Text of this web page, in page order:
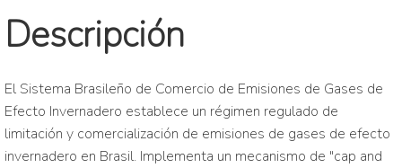
Descripción
El Sistema Brasileño de Comercio de Emisiones de Gases de
Efecto Invernadero establece un régimen regulado de
limitación y comercialización de emisiones de gases de efecto
invernadero en Brasil. Implementa un mecanismo de "cap and